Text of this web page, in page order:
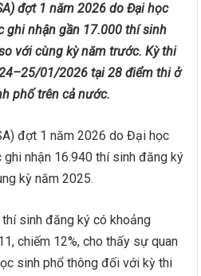
đợt 1 năm 2026 do Đại học
ghi nhận gần 17.000 thí sinh
với cùng kỳ năm trước. Kỳ thi
01/2026 tại 28 điểm thi ở
phố trên cả nước.
đợt 1 năm 2026 do Đại học
ghi nhận 16.940 thí sinh đăng ký
kỳ năm 2025.
sinh đăng ký có khoảng
chiếm 12%, cho thấy sự quan
sinh phổ thông đối với kỳ thi